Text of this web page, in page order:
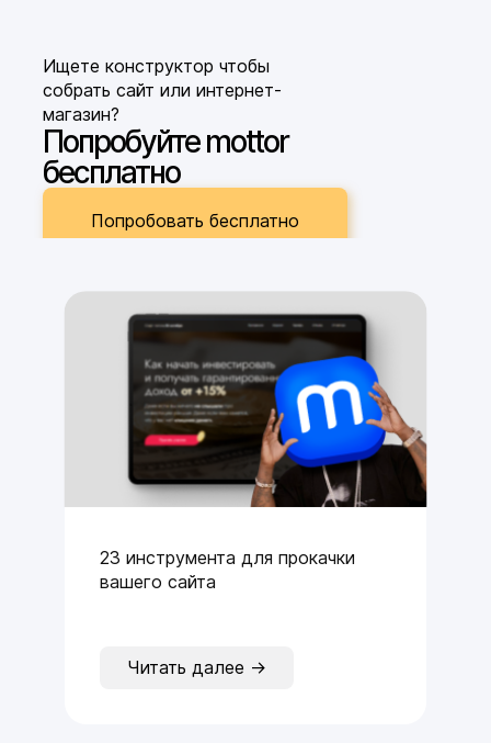
Ищете конструктор чтобы
собрать сайт или интернет-
магазин?
Попробуйте mottor
бесплатно
Попробовать бесплатно
23 инструмента для прокачки
вашего сайта
Читать далее →